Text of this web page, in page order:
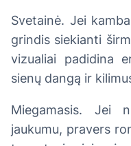
Svetainė. Jei
grindis siekianti
vizualiai padidina
sienų dangą ir
Miegamasis. Jei
jaukumu, pravers